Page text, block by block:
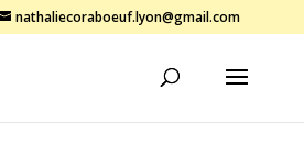
nathaliecoraboeuf.lyon@gmail.com